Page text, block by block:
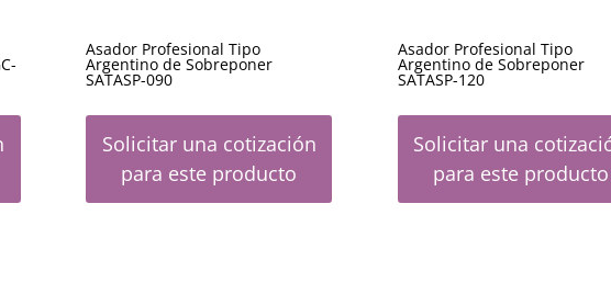
Asador Profesional Tipo
Argentino de Sobreponer
SATASP-090
Solicitar una cotización
para este producto
Asador Profesional Tipo
Argentino de Sobreponer
SATASP-120
Solicitar una
para este producto